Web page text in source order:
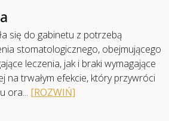
się do gabinetu z potrzebą
stomatologicznego, obejmującego
leczenia, jak i braki wymagające
na trwałym efekcie, który przywróci
ora... [ROZWIŃ]
Po